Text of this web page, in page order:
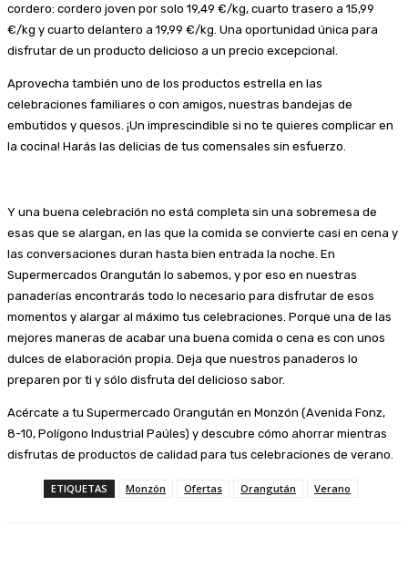
cordero: cordero joven por solo 19,49 €/kg, cuarto trasero a 15,99
€/kg y cuarto delantero a 19,99 €/kg. Una oportunidad única para
disfrutar de un producto delicioso a un precio excepcional.
Aprovecha también uno de los productos estrella en las
celebraciones familiares o con amigos, nuestras bandejas de
embutidos y quesos. ¡Un imprescindible si no te quieres complicar en
la cocina! Harás las delicias de tus comensales sin esfuerzo.
Y una buena celebración no está completa sin una sobremesa de
esas que se alargan, en las que la comida se convierte casi en cena y
las conversaciones duran hasta bien entrada la noche. En
Supermercados Orangután lo sabemos, y por eso en nuestras
panaderías encontrarás todo lo necesario para disfrutar de esos
momentos y alargar al máximo tus celebraciones. Porque una de las
mejores maneras de acabar una buena comida o cena es con unos
dulces de elaboración propia. Deja que nuestros panaderos lo
preparen por ti y sólo disfruta del delicioso sabor.
Acércate a tu Supermercado Orangután en Monzón (Avenida Fonz,
8-10, Polígono Industrial Paúles) y descubre cómo ahorrar mientras
disfrutas de productos de calidad para tus celebraciones de verano.
ETIQUETAS Monzón Ofertas Orangután Verano